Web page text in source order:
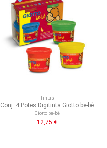
Tintas
Conj. 4 Potes Digitinta Giotto be-bè
Giotto be-bè
12,75 €